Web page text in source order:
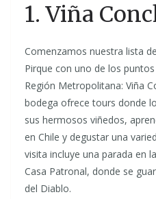
1. Viña
Comenzamos nuestra lista
Pirque con uno de los
Región Metropolitana: Viña
bodega ofrece tours donde
sus hermosos viñedos,
en Chile y degustar una
visita incluye una parada en
Casa Patronal, donde se
del Diablo.